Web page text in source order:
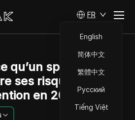
FR
English
简体中文
繁體中文
Русский
Tiếng Việt
qu’un spoofer ?
ses risques et sa
en 2026